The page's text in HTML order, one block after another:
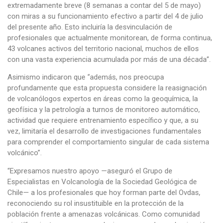
extremadamente breve (8 semanas a contar del 5 de mayo)
con miras a su funcionamiento efectivo a partir del 4 de julio
del presente año. Esto incluiría la desvinculación de
profesionales que actualmente monitorean, de forma continua,
43 volcanes activos del territorio nacional, muchos de ellos
con una vasta experiencia acumulada por más de una década”.
Asimismo indicaron que “además, nos preocupa
profundamente que esta propuesta considere la reasignación
de volcanólogos expertos en áreas como la geoquímica, la
geofísica y la petrología a turnos de monitoreo automático,
actividad que requiere entrenamiento específico y que, a su
vez, limitaría el desarrollo de investigaciones fundamentales
para comprender el comportamiento singular de cada sistema
volcánico”.
“Expresamos nuestro apoyo —aseguró el Grupo de
Especialistas en Volcanología de la Sociedad Geológica de
Chile— a los profesionales que hoy forman parte del Ovdas,
reconociendo su rol insustituible en la protección de la
población frente a amenazas volcánicas. Como comunidad